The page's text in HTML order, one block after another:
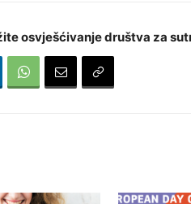
osvješćivanje društva za